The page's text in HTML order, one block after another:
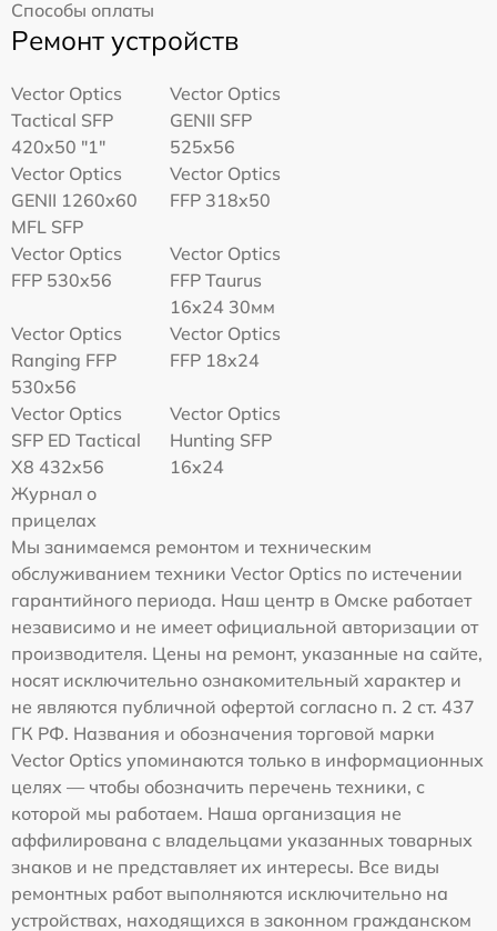
Способы оплаты
Ремонт устройств
Vector Optics
Tactical SFP
420x50 "1"
Vector Optics
GENII SFP
525x56
Vector Optics
GENII 1260x60
MFL SFP
Vector Optics
FFP 318x50
Vector Optics
FFP 530x56
Vector Optics
FFP Taurus
16x24 30мм
Vector Optics
Ranging FFP
530x56
Vector Optics
FFP 18x24
Vector Optics
SFP ED Tactical
X8 432x56
Vector Optics
Hunting SFP
16x24
Журнал о
прицелах
Мы занимаемся ремонтом и техническим
обслуживанием техники Vector Optics по истечении
гарантийного периода. Наш центр в Омске работает
независимо и не имеет официальной авторизации от
производителя. Цены на ремонт, указанные на сайте,
носят исключительно ознакомительный характер и
не являются публичной офертой согласно п. 2 ст. 437
ГК РФ. Названия и обозначения торговой марки
Vector Optics упоминаются только в информационных
целях — чтобы обозначить перечень техники, с
которой мы работаем. Наша организация не
аффилирована с владельцами указанных товарных
знаков и не представляет их интересы. Все виды
ремонтных работ выполняются исключительно на
устройствах, находящихся в законном гражданском